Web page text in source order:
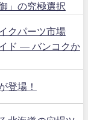
」の究極選択
クパーツ市場
ド ― バンコクか
登場！